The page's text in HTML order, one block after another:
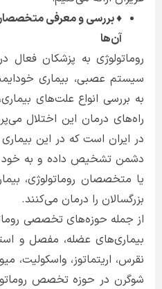
♦ بررسی و معرفی
آن‌ها
روماتولوژی به پزشکان فعال
سیستم عصبی، بیماری
به بررسی انواع علت‌های
راه‌های درمان این اختلال
در ایران است که در این
دشمن تشخیص داده و به خود
یا متخصصان روماتولوژی،
بزرگسالان را درمان می‌کنند.
از جمله حوزه‌های تخصصی
بیماری‌های عضله، مفصل و
نقرس، اریتماتوز، واسکولیت،
شوگرن در حوزه تخصص